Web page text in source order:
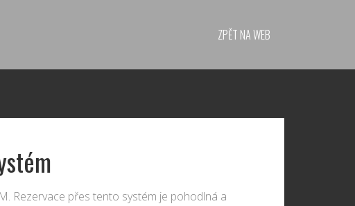
ZPĚT NA WEB
Rezervace přes tento systém je pohodlná a